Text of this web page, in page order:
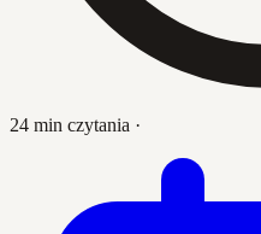
24 min czytania ·